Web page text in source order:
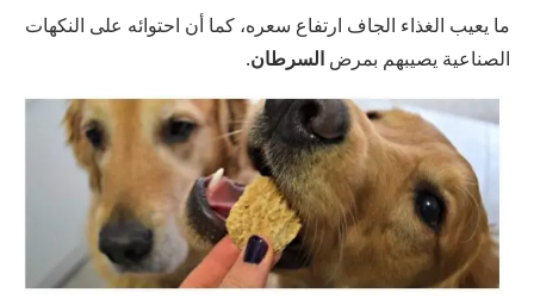
ما يعيب الغذاء الجاف ارتفاع سعره، كما أن احتوائه على النكهات
الصناعية يصيبهم بمرض السرطان.